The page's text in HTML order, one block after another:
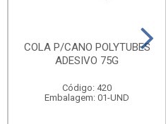
COLA P/CANO POLYTUBES
ADESIVO 75G
Código: 420
Embalagem: 01-UND